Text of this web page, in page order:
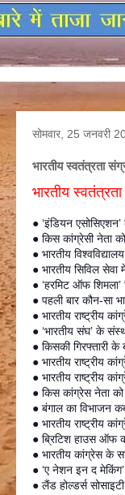
सोमवार, 25 जनवरी
भारतीय स्वतंत्रता
भारतीय
● ‘इंडियन
● किस कांग्रेसी नेता को
● भारतीय
● भारतीय सिविल
● ‘हरमिट ऑफ
● पहली बार कौन-सा
● भारतीय राष्ट्रीय
● ‘भारतीय संघ’ के
● किसकी गिरफ्तारी
● भारतीय राष्ट्रीय
● भारतीय राष्ट्रीय
● किस कांग्रेस नेता को
● बंगाल का विभाजन
● भारतीय राष्ट्रीय
● ब्रिटिश हाउस ऑफ
● भारतीय कांग्रेस के
● ‘ए नेशन इन द
● लैंड होल्डर्स